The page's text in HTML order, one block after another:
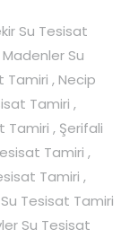
Su Tesisat
Su
Tamiri , Necip
Tamiri ,
Tamiri , Şerifali
Tamiri ,
Tamiri ,
Tesisat Tamiri
Su Tesisat